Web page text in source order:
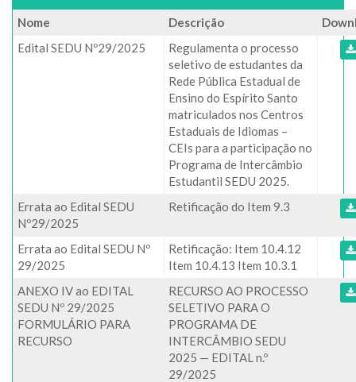
Nome Descrição
Edital SEDU Nº29/2025
Regulamenta o processo
seletivo de estudantes da
Rede Pública Estadual de
Ensino do Espírito Santo
matriculados nos Centros
Estaduais de Idiomas –
CEIs para a participação no
Programa de Intercâmbio
Estudantil SEDU 2025.
Errata ao Edital SEDU
Nº29/2025
Retificação do Item 9.3
Errata ao Edital SEDU Nº
29/2025
Retificação: Item 10.4.12
Item 10.4.13 Item 10.3.1
ANEXO IV ao EDITAL
SEDU Nº 29/2025
FORMULÁRIO PARA
RECURSO
RECURSO AO PROCESSO
SELETIVO PARA O
PROGRAMA DE
INTERCÂMBIO SEDU
2025 — EDITAL n.º
29/2025